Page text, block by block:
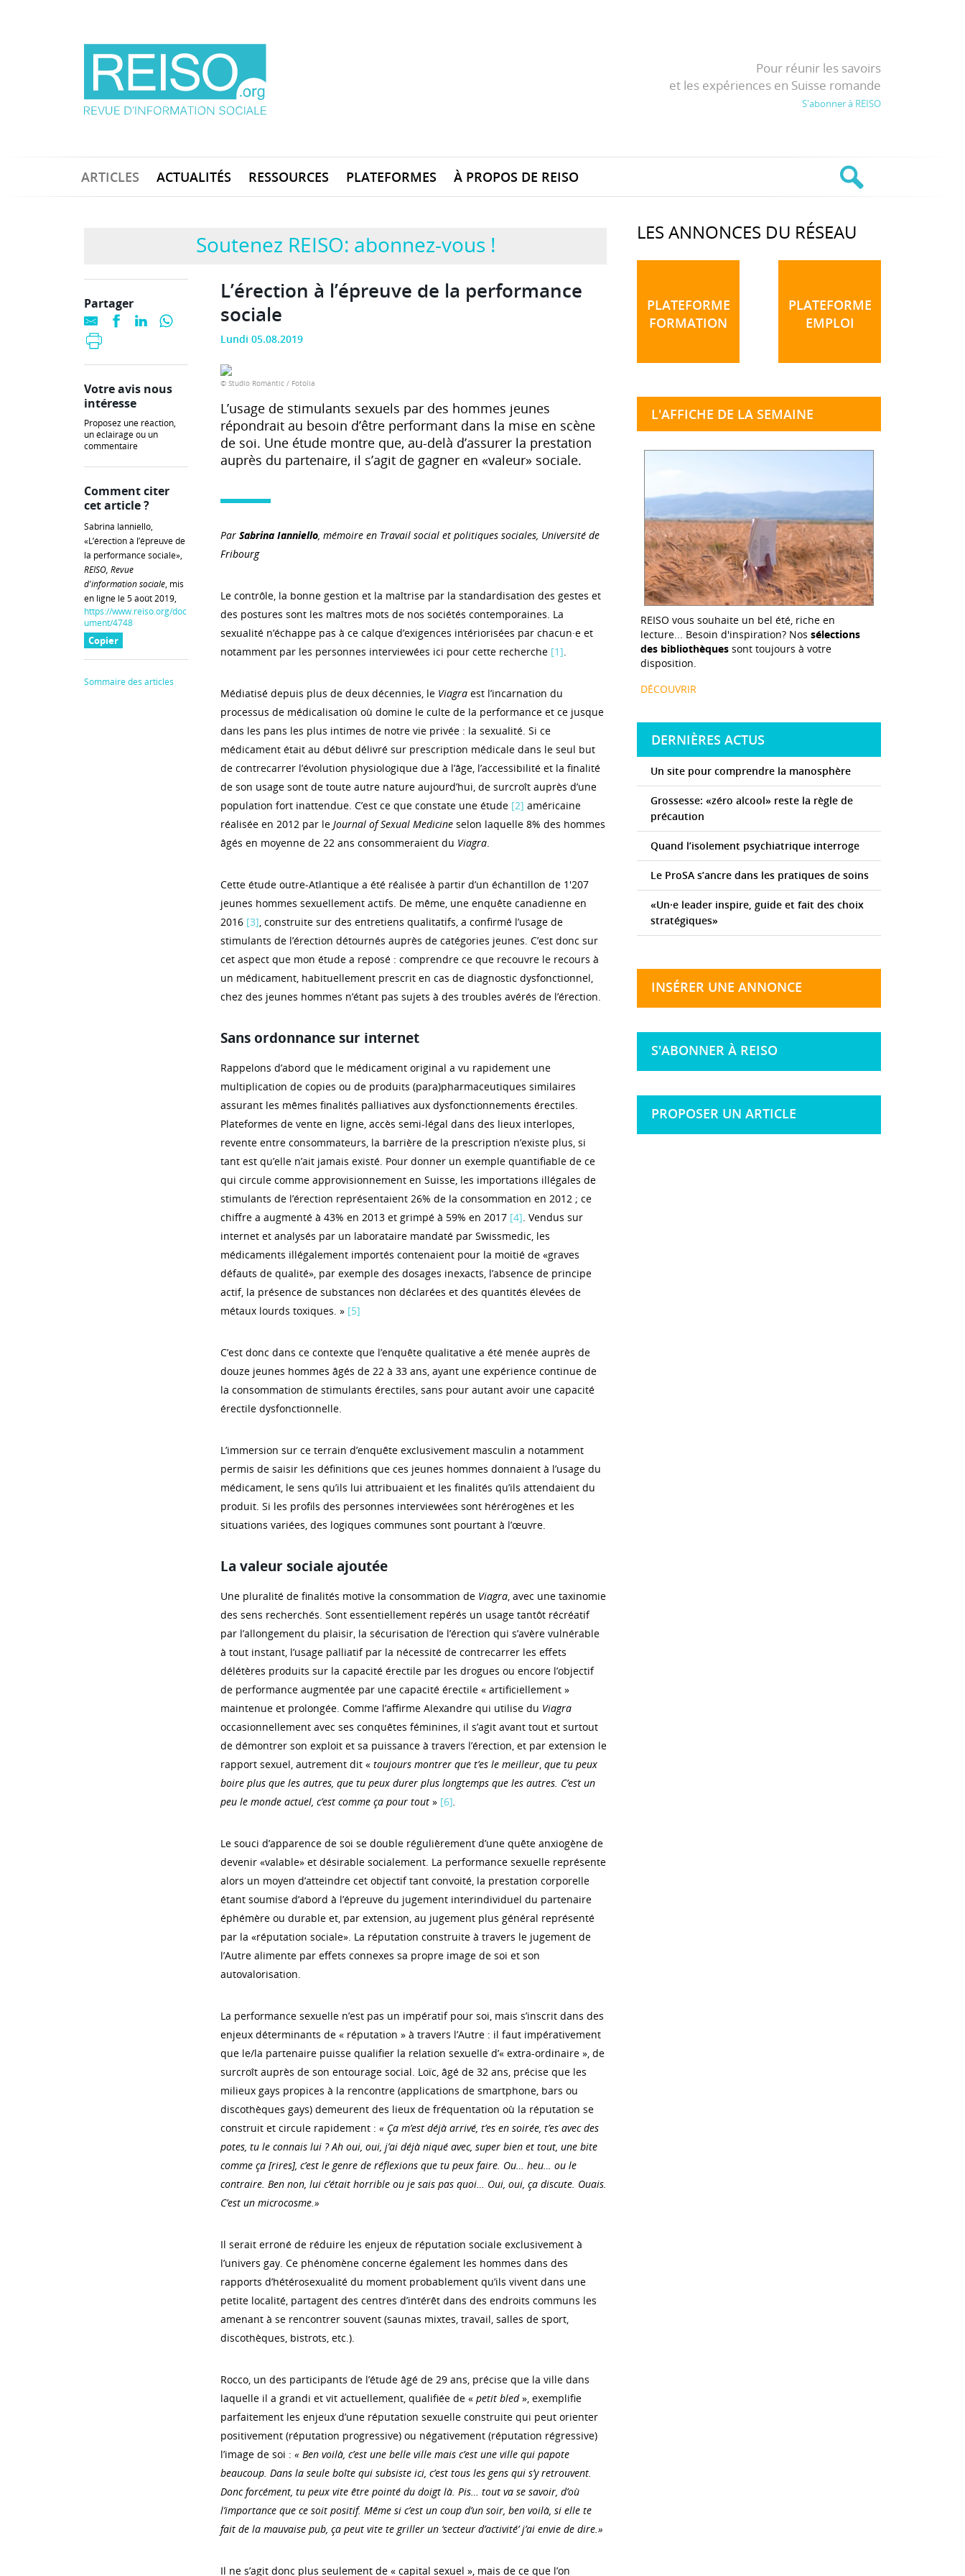
Pour réunir les savoirs
et les expériences en Suisse romande
S'abonner à REISO
ARTICLES ACTUALITÉS RESSOURCES PLATEFORMES À PROPOS DE REISO
Soutenez REISO: abonnez-vous !
L’érection à l’épreuve de la performance
sociale
Lundi 05.08.2019
© Studio Romantic / Fotolia
L’usage de stimulants sexuels par des hommes jeunes
répondrait au besoin d’être performant dans la mise en scène
de soi. Une étude montre que, au-delà d’assurer la prestation
auprès du partenaire, il s’agit de gagner en «valeur» sociale.
Par Sabrina Ianniello, mémoire en Travail social et politiques sociales, Université de
Fribourg
Le contrôle, la bonne gestion et la maîtrise par la standardisation des gestes et
des postures sont les maîtres mots de nos sociétés contemporaines. La
sexualité n’échappe pas à ce calque d’exigences intériorisées par chacun·e et
notamment par les personnes interviewées ici pour cette recherche [1].
Médiatisé depuis plus de deux décennies, le Viagraest l’incarnation du
processus de médicalisation où domine le culte de la performance et ce jusque
dans les pans les plus intimes de notre vie privée : la sexualité. Si ce
médicament était au début délivré sur prescription médicale dans le seul but
de contrecarrer l’évolution physiologique due à l’âge, l’accessibilité et la finalité
de son usage sont de toute autre nature aujourd’hui, de surcroît auprès d’une
population fort inattendue. C’est ce que constate une étude [2] américaine
réalisée en 2012 par le Journal of Sexual Medicineselon laquelle 8% des hommes
âgés en moyenne de 22 ans consommeraient du Viagra.
Cette étude outre-Atlantique a été réalisée à partir d’un échantillon de 1'207
jeunes hommes sexuellement actifs. De même, une enquête canadienne en
2016 [3], construite sur des entretiens qualitatifs, a confirmé l’usage de
stimulants de l’érection détournés auprès de catégories jeunes. C’est donc sur
cet aspect que mon étude a reposé : comprendre ce que recouvre le recours à
un médicament, habituellement prescrit en cas de diagnostic dysfonctionnel,
chez des jeunes hommes n’étant pas sujets à des troubles avérés de l’érection.
Sans ordonnance sur internet
Rappelons d’abord que le médicament original a vu rapidement une
multiplication de copies ou de produits (para)pharmaceutiques similaires
assurant les mêmes finalités palliatives aux dysfonctionnements érectiles.
Plateformes de vente en ligne, accès semi-légal dans des lieux interlopes,
revente entre consommateurs, la barrière de la prescription n’existe plus, si
tant est qu’elle n’ait jamais existé. Pour donner un exemple quantifiable de ce
qui circule comme approvisionnement en Suisse, les importations illégales de
stimulants de l’érection représentaient 26% de la consommation en 2012 ; ce
chiffre a augmenté à 43% en 2013 et grimpé à 59% en 2017 [4]. Vendus sur
internet et analysés par un laborataire mandaté par Swissmedic, les
médicaments illégalement importés contenaient pour la moitié de «graves
défauts de qualité», par exemple des dosages inexacts, l’absence de principe
actif, la présence de substances non déclarées et des quantités élevées de
métaux lourds toxiques. » [5]
C’est donc dans ce contexte que l’enquête qualitative a été menée auprès de
douze jeunes hommes âgés de 22 à 33 ans, ayant une expérience continue de
la consommation de stimulants érectiles, sans pour autant avoir une capacité
érectile dysfonctionnelle.
L’immersion sur ce terrain d’enquête exclusivement masculin a notamment
permis de saisir les définitions que ces jeunes hommes donnaient à l’usage du
médicament, le sens qu’ils lui attribuaient et les finalités qu’ils attendaient du
produit. Si les profils des personnes interviewées sont hérérogènes et les
situations variées, des logiques communes sont pourtant à l’œuvre.
La valeur sociale ajoutée
Une pluralité de finalités motive la consommation de Viagra, avec une taxinomie
des sens recherchés. Sont essentiellement repérés un usage tantôt récréatif
par l’allongement du plaisir, la sécurisation de l’érection qui s’avère vulnérable
à tout instant, l’usage palliatif par la nécessité de contrecarrer les effets
délétères produits sur la capacité érectile par les drogues ou encore l’objectif
de performance augmentée par une capacité érectile « artificiellement »
maintenue et prolongée. Comme l’affirme Alexandre qui utilise du Viagra
occasionnellement avec ses conquêtes féminines, il s’agit avant tout et surtout
de démontrer son exploit et sa puissance à travers l’érection, et par extension le
rapport sexuel, autrement dit « toujours montrer que t’es le meilleur, que tu peux
boire plus que les autres, que tu peux durer plus longtemps que les autres. C’est un
peu le monde actuel, c’est comme ça pour tout» [6].
Le souci d’apparence de soi se double régulièrement d’une quête anxiogène de
devenir «valable» et désirable socialement. La performance sexuelle représente
alors un moyen d’atteindre cet objectif tant convoité, la prestation corporelle
étant soumise d’abord à l’épreuve du jugement interindividuel du partenaire
éphémère ou durable et, par extension, au jugement plus général représenté
par la «réputation sociale». La réputation construite à travers le jugement de
l’Autre alimente par effets connexes sa propre image de soi et son
autovalorisation.
La performance sexuelle n’est pas un impératif pour soi, mais s’inscrit dans des
enjeux déterminants de « réputation » à travers l’Autre : il faut impérativement
que le/la partenaire puisse qualifier la relation sexuelle d’« extra-ordinaire », de
surcroît auprès de son entourage social. Loïc, âgé de 32 ans, précise que les
milieux gays propices à la rencontre (applications de smartphone, bars ou
discothèques gays) demeurent des lieux de fréquentation où la réputation se
construit et circule rapidement : « Ça m’est déjà arrivé, t’es en soirée, t’es avec des
potes, tu le connais lui ? Ah oui, oui, j’ai déjà niqué avec, super bien et tout, une bite
comme ça [rires], c’est le genre de réflexions que tu peux faire. Ou… heu… ou le
contraire. Ben non, lui c’était horrible ou je sais pas quoi… Oui, oui, ça discute. Ouais.
C’est un microcosme.»
Il serait erroné de réduire les enjeux de réputation sociale exclusivement à
l’univers gay. Ce phénomène concerne également les hommes dans des
rapports d’hétérosexualité du moment probablement qu’ils vivent dans une
petite localité, partagent des centres d’intérêt dans des endroits communs les
amenant à se rencontrer souvent (saunas mixtes, travail, salles de sport,
discothèques, bistrots, etc.).
Rocco, un des participants de l’étude âgé de 29 ans, précise que la ville dans
laquelle il a grandi et vit actuellement, qualifiée de « petit bled», exemplifie
parfaitement les enjeux d’une réputation sexuelle construite qui peut orienter
positivement (réputation progressive) ou négativement (réputation régressive)
l’image de soi : « Ben voilà, c’est une belle ville mais c’est une ville qui papote
beaucoup. Dans la seule boîte qui subsiste ici, c’est tous les gens qui s’y retrouvent.
Donc forcément, tu peux vite être pointé du doigt là. Pis… tout va se savoir, d’où
l’importance que ce soit positif. Même si c’est un coup d’un soir, ben voilà, si elle te
fait de la mauvaise pub, ça peut vite te griller un ‘secteur d’activité’ j’ai envie de dire.»
Il ne s’agit donc plus seulement de « capital sexuel », mais de ce que l’on
Partager
Votre avis nous
intéresse
Proposez une réaction,
un éclairage ou un
commentaire
Comment citer
cet article ?
Sabrina Ianniello,
«L’érection à l’épreuve de
la performance sociale»,
REISO, Revue
d'information sociale, mis
en ligne le 5 août 2019,
https://www.reiso.org/doc
ument/4748
Copier
Sommaire des articles
LES ANNONCES DU RÉSEAU
PLATEFORME
FORMATION
PLATEFORME
EMPLOI
L'AFFICHE DE LA SEMAINE
REISO vous souhaite un bel été, riche en
lecture... Besoin d'inspiration? Nos sélections
des bibliothèques sont toujours à votre
disposition.
DÉCOUVRIR
DERNIÈRES ACTUS
Un site pour comprendre la manosphère
Grossesse: «zéro alcool» reste la règle de
précaution
Quand l’isolement psychiatrique interroge
Le ProSA s’ancre dans les pratiques de soins
«Un·e leader inspire, guide et fait des choix
stratégiques»
INSÉRER UNE ANNONCE
S'ABONNER À REISO
PROPOSER UN ARTICLE